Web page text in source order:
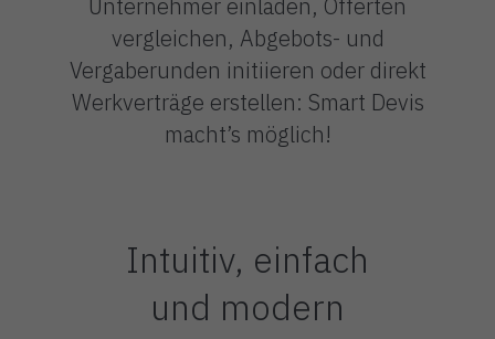
vergleichen, Abgebots- und
Vergaberunden initiieren oder direkt
Werkverträge erstellen: Smart Devis
macht’s möglich!
Intuitiv, einfach
und modern